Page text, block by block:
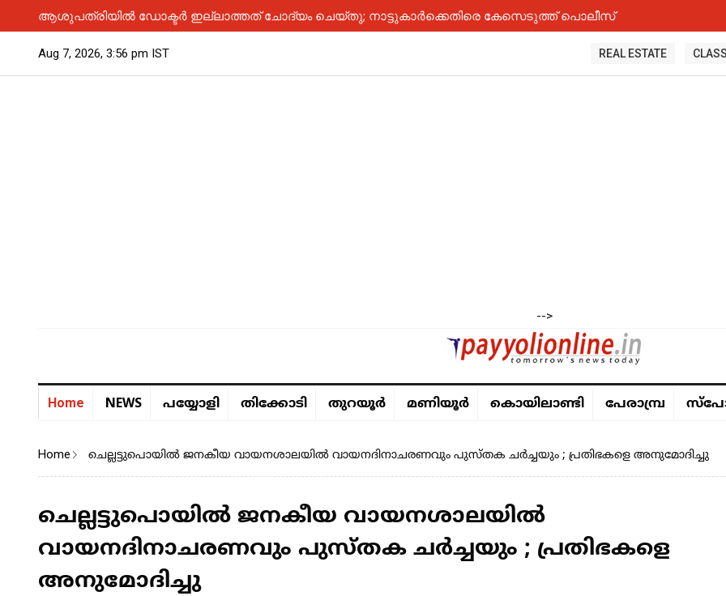
ആശുപത്രിയിൽ ഡോക്ടർ ഇല്ലാത്തത് ചോദ്യം ചെയ്തു; നാട്ടുകാർക്കെതിരെ കേസെടുത്ത് പൊലീസ്
Aug 7, 2026, 3:56 pm IST REAL ESTATE
-->
Home NEWS പയ്യോളി തിക്കോടി തുറയൂര്‍ മണിയൂര്‍ കൊയിലാണ്ടി പേരാമ്പ്ര
Home ചെല്ലട്ടുപൊയിൽ ജനകീയ വായനശാലയിൽ വായനദിനാചരണവും പുസ്തക ചർച്ചയും ; പ്രതിഭകളെ അനുമോദിച്ചു
ചെല്ലട്ടുപൊയിൽ ജനകീയ വായനശാലയിൽ
വായനദിനാചരണവും പുസ്തക ചർച്ചയും ; പ്രതിഭകളെ
അനുമോദിച്ചു